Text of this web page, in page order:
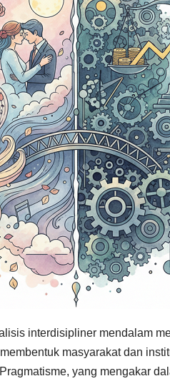
interdisipliner mendalam
masyarakat dan
yang mengakar